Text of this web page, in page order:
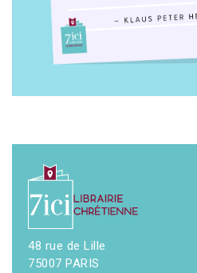
48 rue de Lille
75007 PARIS